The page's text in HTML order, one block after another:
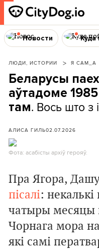
Новости Куда
ЛЮДИ, ИСТОРИИ Я САМ_А
Беларусы
аўтадоме 1985
там. Вось што з
АЛИСА ГИЛЬ02.07.2026
Фота: асабісты архіў герояў.
Пра Ягора,
пісалі:
чатыры месяцы
Чорнага мора
які самі